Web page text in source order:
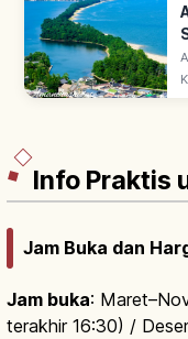
Info Praktis
Jam Buka dan
Jam buka:
terakhir 16:30) /